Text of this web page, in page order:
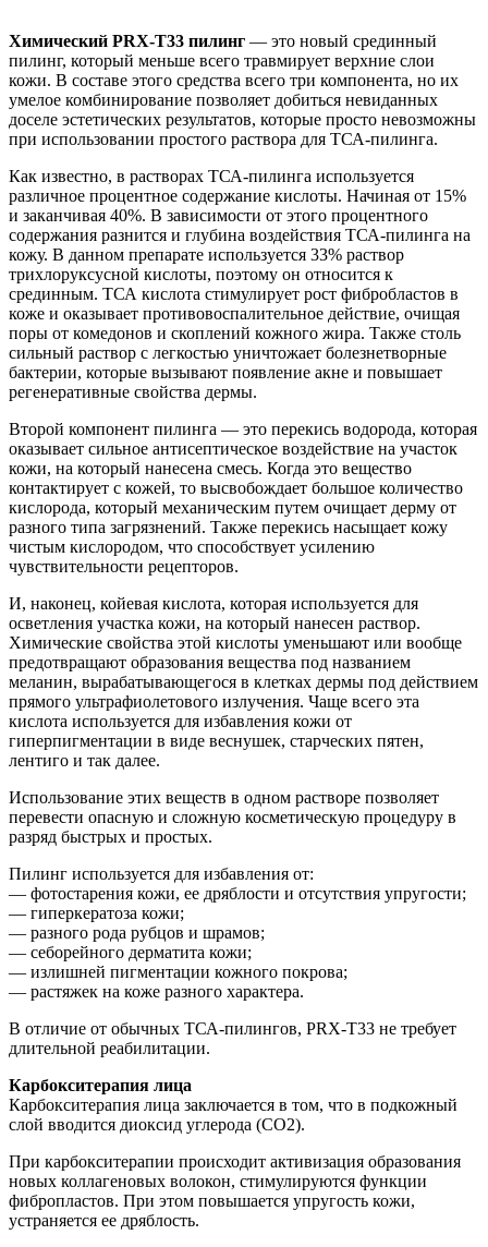
Химический PRX-T33 пилинг — это новый срединный
пилинг, который меньше всего травмирует верхние слои
кожи. В составе этого средства всего три компонента, но их
умелое комбинирование позволяет добиться невиданных
доселе эстетических результатов, которые просто невозможны
при использовании простого раствора для ТСА-пилинга.
Как известно, в растворах ТСА-пилинга используется
различное процентное содержание кислоты. Начиная от 15%
и заканчивая 40%. В зависимости от этого процентного
содержания разнится и глубина воздействия ТСА-пилинга на
кожу. В данном препарате используется 33% раствор
трихлоруксусной кислоты, поэтому он относится к
срединным. ТСА кислота стимулирует рост фибробластов в
коже и оказывает противовоспалительное действие, очищая
поры от комедонов и скоплений кожного жира. Также столь
сильный раствор с легкостью уничтожает болезнетворные
бактерии, которые вызывают появление акне и повышает
регенеративные свойства дермы.
Второй компонент пилинга — это перекись водорода, которая
оказывает сильное антисептическое воздействие на участок
кожи, на который нанесена смесь. Когда это вещество
контактирует с кожей, то высвобождает большое количество
кислорода, который механическим путем очищает дерму от
разного типа загрязнений. Также перекись насыщает кожу
чистым кислородом, что способствует усилению
чувствительности рецепторов.
И, наконец, койевая кислота, которая используется для
осветления участка кожи, на который нанесен раствор.
Химические свойства этой кислоты уменьшают или вообще
предотвращают образования вещества под названием
меланин, вырабатывающегося в клетках дермы под действием
прямого ультрафиолетового излучения. Чаще всего эта
кислота используется для избавления кожи от
гиперпигментации в виде веснушек, старческих пятен,
лентиго и так далее.
Использование этих веществ в одном растворе позволяет
перевести опасную и сложную косметическую процедуру в
разряд быстрых и простых.
Пилинг используется для избавления от:
— фотостарения кожи, ее дряблости и отсутствия упругости;
— гиперкератоза кожи;
— разного рода рубцов и шрамов;
— себорейного дерматита кожи;
— излишней пигментации кожного покрова;
— растяжек на коже разного характера.
В отличие от обычных ТСА-пилингов, PRX-T33 не требует
длительной реабилитации.
Карбокситерапия лица
Карбокситерапия лица заключается в том, что в подкожный
слой вводится диоксид углерода (СО2).
При карбокситерапии происходит активизация образования
новых коллагеновых волокон, стимулируются функции
фибропластов. При этом повышается упругость кожи,
устраняется ее дряблость.